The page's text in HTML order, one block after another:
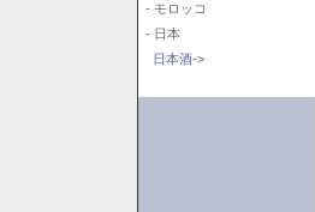
- モロッコ
- 日本
日本酒->